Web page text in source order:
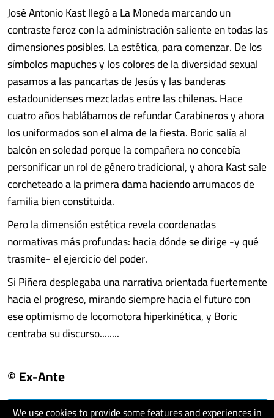
We use cookies to provide some features and experiences in
José Antonio Kast llegó a La Moneda marcando un
contraste feroz con la administración saliente en todas las
dimensiones posibles. La estética, para comenzar. De los
símbolos mapuches y los colores de la diversidad sexual
pasamos a las pancartas de Jesús y las banderas
estadounidenses mezcladas entre las chilenas. Hace
cuatro años hablábamos de refundar Carabineros y ahora
los uniformados son el alma de la fiesta. Boric salía al
balcón en soledad porque la compañera no concebía
personificar un rol de género tradicional, y ahora Kast sale
corcheteado a la primera dama haciendo arrumacos de
familia bien constituida.
Pero la dimensión estética revela coordenadas
normativas más profundas: hacia dónde se dirige -y qué
trasmite- el ejercicio del poder.
Si Piñera desplegaba una narrativa orientada fuertemente
hacia el progreso, mirando siempre hacia el futuro con
ese optimismo de locomotora hiperkinética, y Boric
centraba su discurso........
© Ex-Ante